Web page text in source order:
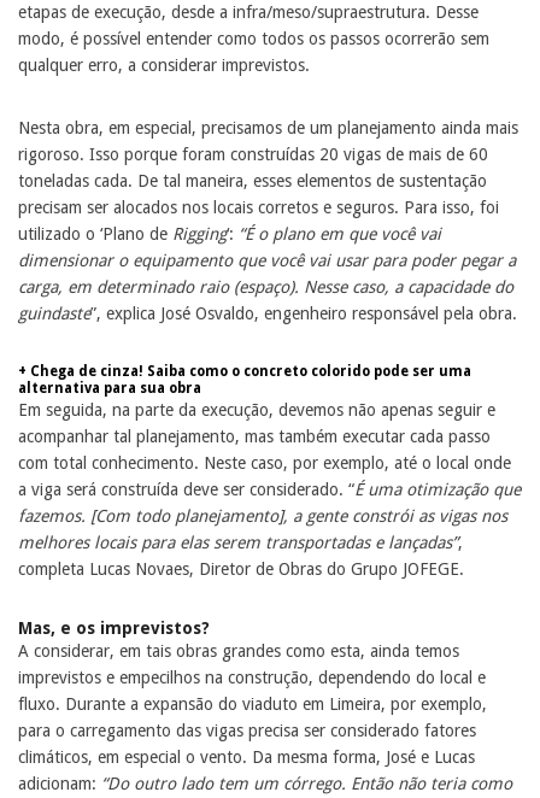
etapas de execução, desde a infra/meso/supraestrutura. Desse
modo, é possível entender como todos os passos ocorrerão sem
qualquer erro, a considerar imprevistos.
Nesta obra, em especial, precisamos de um planejamento ainda mais
rigoroso. Isso porque foram construídas 20 vigas de mais de 60
toneladas cada. De tal maneira, esses elementos de sustentação
precisam ser alocados nos locais corretos e seguros. Para isso, foi
utilizado o ‘Plano de Rigging‘: “É o plano em que você vai
dimensionar o equipamento que você vai usar para poder pegar a
carga, em determinado raio (espaço). Nesse caso, a capacidade do
guindaste”, explica José Osvaldo, engenheiro responsável pela obra.
+ Chega de cinza! Saiba como o concreto colorido pode ser uma
alternativa para sua obra
Em seguida, na parte da execução, devemos não apenas seguir e
acompanhar tal planejamento, mas também executar cada passo
com total conhecimento. Neste caso, por exemplo, até o local onde
a viga será construída deve ser considerado. “É uma otimização que
fazemos. [Com todo planejamento], a gente constrói as vigas nos
melhores locais para elas serem transportadas e lançadas”,
completa Lucas Novaes, Diretor de Obras do Grupo JOFEGE.
Mas, e os imprevistos?
A considerar, em tais obras grandes como esta, ainda temos
imprevistos e empecilhos na construção, dependendo do local e
fluxo. Durante a expansão do viaduto em Limeira, por exemplo,
para o carregamento das vigas precisa ser considerado fatores
climáticos, em especial o vento. Da mesma forma, José e Lucas
adicionam: “Do outro lado tem um córrego. Então não teria como